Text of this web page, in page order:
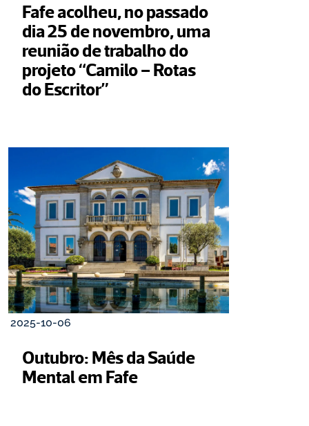
Fafe acolheu, no passado
dia 25 de novembro, uma
reunião de trabalho do
projeto “Camilo – Rotas
do Escritor”
2025-10-06
Outubro: Mês da Saúde
Mental em Fafe